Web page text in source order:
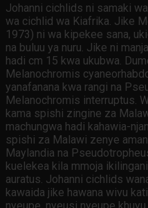
Johanni cichlids ni samaki
wa cichlid wa Kiafrika. Jike
1973) ni wa kipekee sana,
na buluu ya nuru. Jike ni
hadi cm 15 kwa ukubwa.
Melanochromis
yanafanana kwa rangi na
Melanochromis interruptus.
kama spishi zingine za
machungwa hadi kahawia-
spishi za Malawi zenye
Maylandia na
kuelekea kila mmoja
auratus. Johanni cichlids
kawaida jike hawana wivu